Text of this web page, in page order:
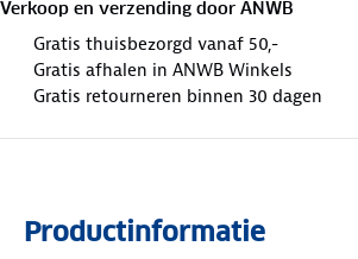
Verkoop en verzending door ANWB
Gratis thuisbezorgd vanaf 50,-
Gratis afhalen in ANWB Winkels
Gratis retourneren binnen 30 dagen
Productinformatie